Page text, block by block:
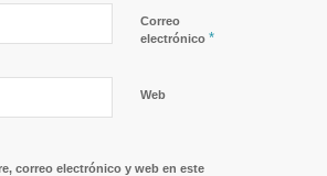
Correo
electrónico *
Web
correo electrónico y web en este